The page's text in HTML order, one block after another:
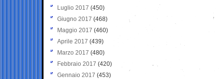
Luglio 2017 (450)
Giugno 2017 (468)
Maggio 2017 (460)
Aprile 2017 (439)
Marzo 2017 (480)
Febbraio 2017 (420)
Gennaio 2017 (453)